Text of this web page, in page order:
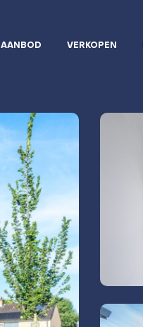
AANBOD VERKOPEN